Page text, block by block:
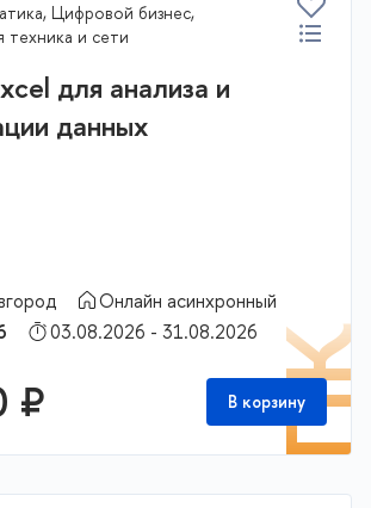
Цифровой бизнес,
техника и сети
для анализа и
данных
Онлайн асинхронный
03.08.2026 - 31.08.2026
₽ В корзину